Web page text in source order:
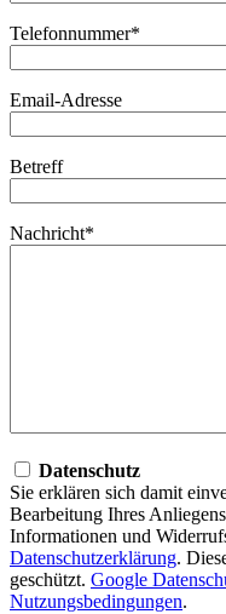
Telefonnummer*
Email-Adresse
Betreff
Nachricht*
Datenschutz
Sie erklären sich damit
Bearbeitung Ihres
Informationen und
Datenschutzerklärung.
geschützt. Google
Nutzungsbedingungen.